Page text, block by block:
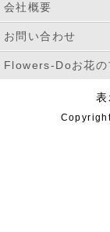
会社概要
お問い合わせ
Flowers-Doお花の
表